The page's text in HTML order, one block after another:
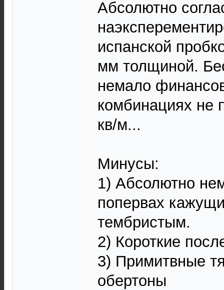
Абсолютно
испанской
мм толщиной.
немало
комбинациях не
кв/м...
Минусы:
1) Абсолютно
попервах
тембристым.
2) Короткие
3) Примитвные
обертоны